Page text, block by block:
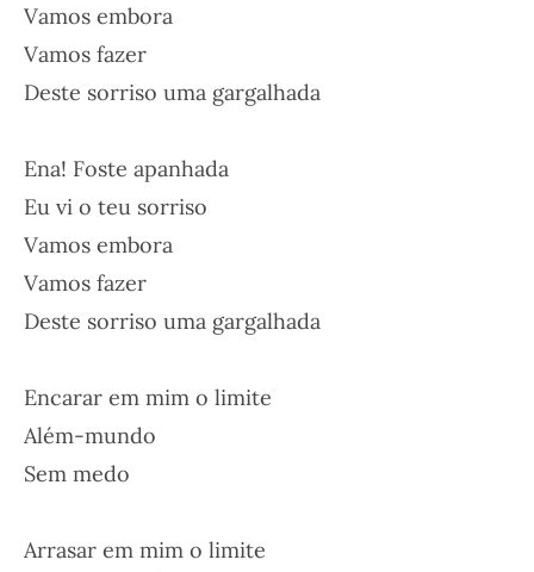
Vamos embora
Vamos fazer
Deste sorriso uma gargalhada
Ena! Foste apanhada
Eu vi o teu sorriso
Vamos embora
Vamos fazer
Deste sorriso uma gargalhada
Encarar em mim o limite
Além-mundo
Sem medo
Arrasar em mim o limite